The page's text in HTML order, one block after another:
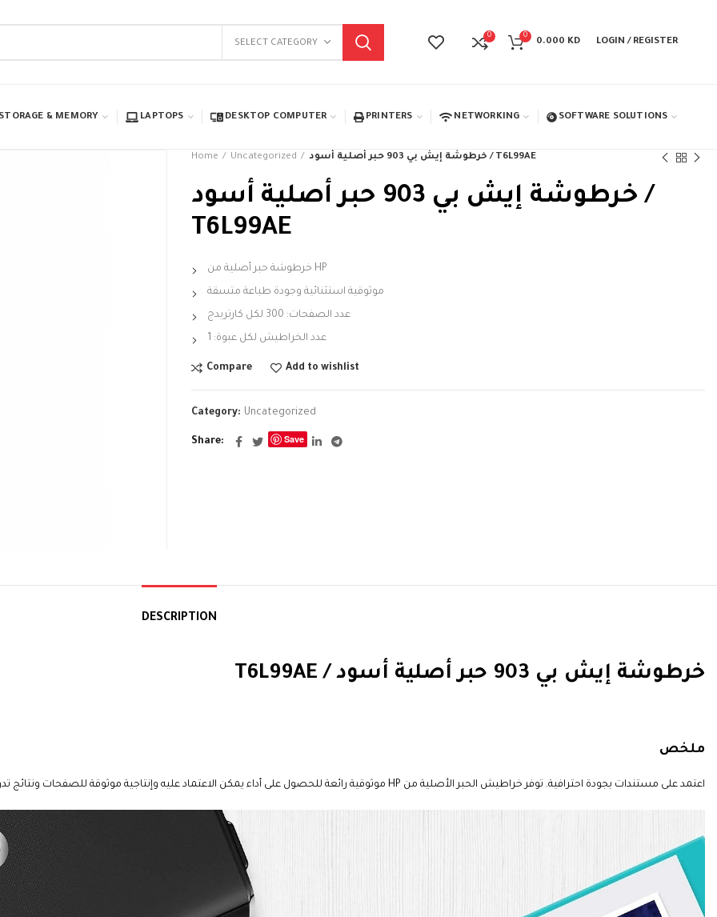
SELECT CATEGORY
0 0
0.000 KD LOGIN / REGISTER
& MEMORY LAPTOPS DESKTOP COMPUTER PRINTERS NETWORKING SOFTWARE SOLUTIONS
Home Uncategorized خرطوشة إيش بي 903 حبر أصلية أسود / T6L99AE
خرطوشة إيش بي 903 حبر أصلية أسود /
T6L99AE
خرطوشة حبر أصلية من HP
موثوقية استثنائية وجودة طباعة متسقة
عدد الصفحات: 300 لكل كارتريدج
عدد الخراطيش لكل عبوة: 1
Compare Add to wishlist
Category: Uncategorized
Share Save
DESCRIPTION
خرطوشة إيش بي 903 حبر أصلية أسود / T6L99AE
ملخص
اعتمد على مستندات بجودة احترافية. توفر خراطيش الحبر الأصلية من HP موثوقية رائعة للحصول على أداء يمكن الاعتماد عليه وإنتاجية موثوقة للصفحات ونتائج تدوم طويلاً